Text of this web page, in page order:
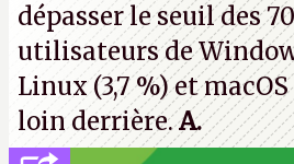
dépasser le seuil des
utilisateurs de
Linux (3,7 %) et
loin derrière.A.